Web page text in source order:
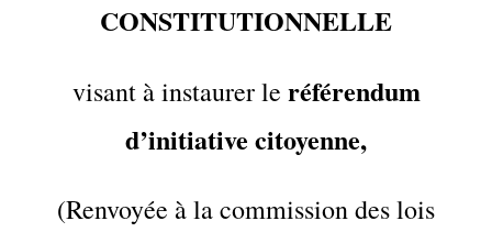
CONSTITUTIONNELLE
visant à instaurer le référendum
d’initiative citoyenne,
(Renvoyée à la commission des lois